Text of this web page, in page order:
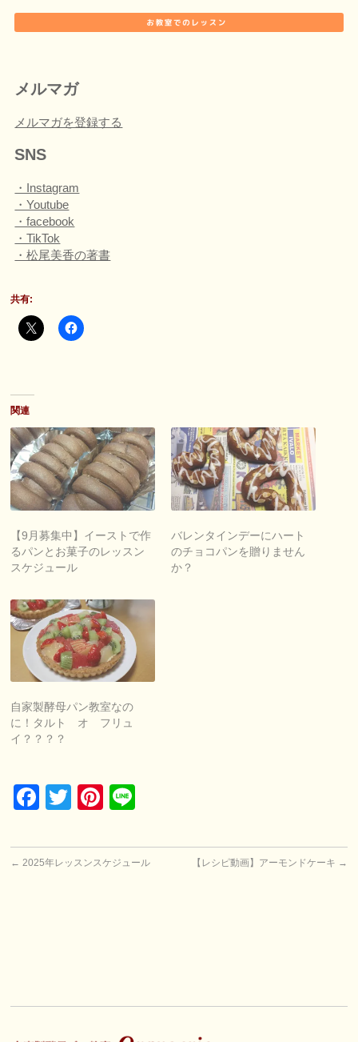
メルマガ
メルマガを登録する
SNS
・Instagram
・Youtube
・facebook
・TikTok
・松尾美香の著書
共有:
関連
【9月募集中】イーストで作
るパンとお菓子のレッスン
スケジュール
バレンタインデーにハート
のチョコパンを贈りません
か？
自家製酵母パン教室なの
に！タルト オ フリュ
イ？？？？
Facebook
TwitterPinterest
← 2025年レッスンスケジュール 【レシピ動画】アーモンドケーキ →